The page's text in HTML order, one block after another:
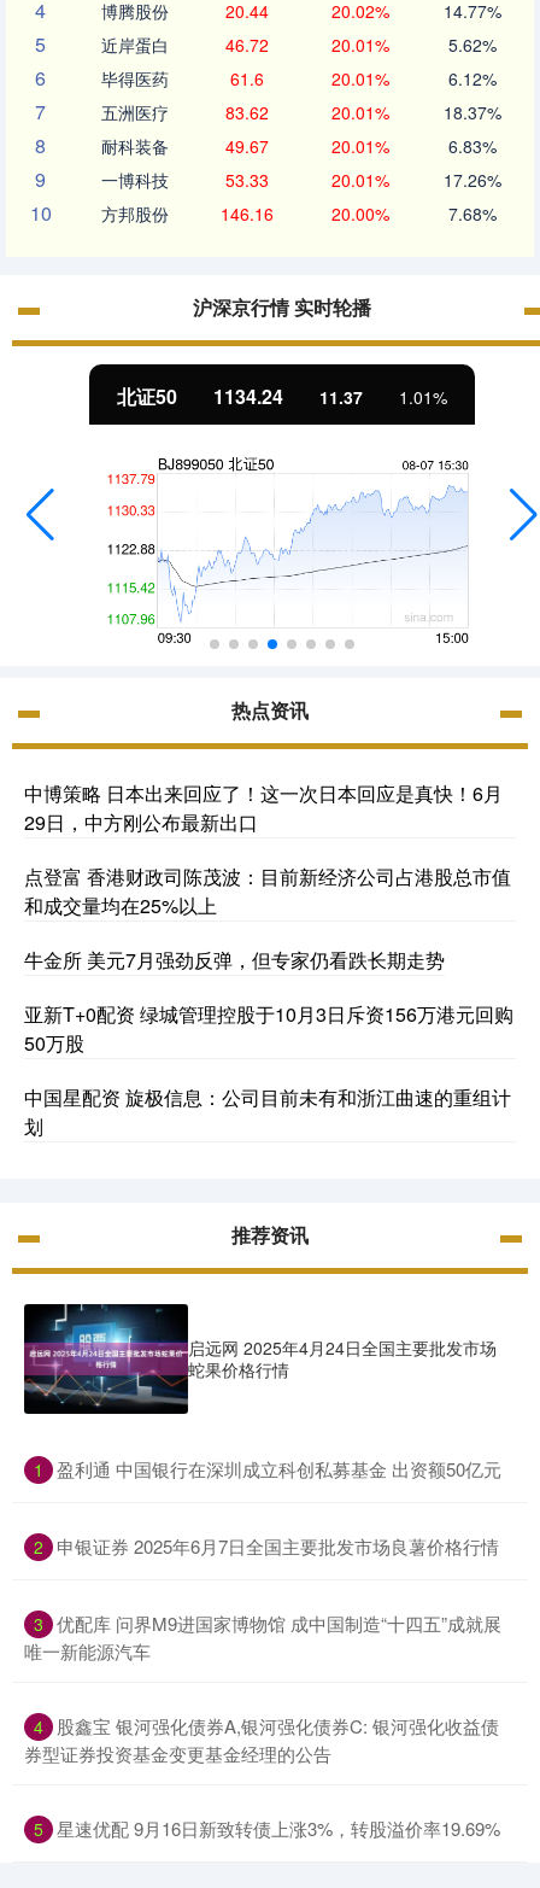
4 博腾股份 20.44 20.02% 14.77%
5 近岸蛋白 46.72 20.01% 5.62%
6 毕得医药 61.6 20.01% 6.12%
7 五洲医疗 83.62 20.01% 18.37%
8 耐科装备 49.67 20.01% 6.83%
9 一博科技 53.33 20.01% 17.26%
10 方邦股份 146.16 20.00% 7.68%
沪深京行情 实时轮播
北证50 1134.24 11.37 1.01%
热点资讯
中博策略 日本出来回应了！这一次日本回应是真快！6月
29日，中方刚公布最新出口
点登富 香港财政司陈茂波：目前新经济公司占港股总市值
和成交量均在25%以上
牛金所 美元7月强劲反弹，但专家仍看跌长期走势
亚新T+0配资 绿城管理控股于10月3日斥资156万港元回购
50万股
中国星配资 旋极信息：公司目前未有和浙江曲速的重组计
划
推荐资讯
启远网 2025年4月24日全国主要批发市场
蛇果价格行情
1 ​盈利通 中国银行在深圳成立科创私募基金 出资额50亿元
2 ​申银证券 2025年6月7日全国主要批发市场良薯价格行情
3 ​优配库 问界M9进国家博物馆 成中国制造“十四五”成就展
唯一新能源汽车
4
​股鑫宝 银河强化债券A,银河强化债券C: 银河强化收益债
券型证券投资基金变更基金经理的公告
5 ​星速优配 9月16日新致转债上涨3%，转股溢价率19.69%